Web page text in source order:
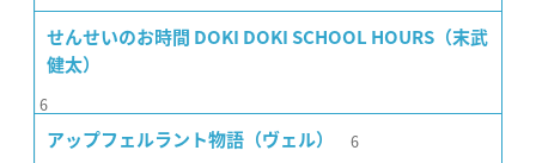
せんせいのお時間 DOKI DOKI SCHOOL HOURS（末武
健太）
6
アップフェルラント物語（ヴェル） 6